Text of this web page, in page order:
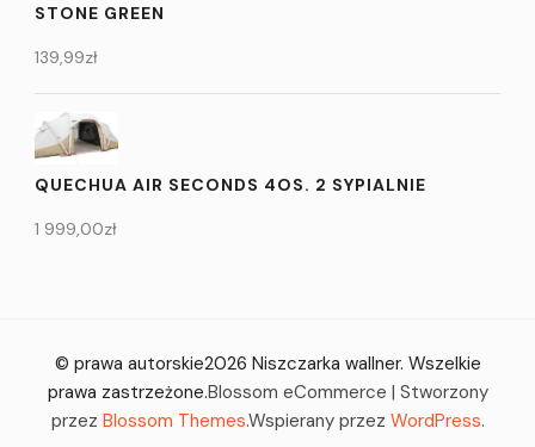
STONE GREEN
139,99zł
QUECHUA AIR SECONDS 4OS. 2 SYPIALNIE
1 999,00zł
© prawa autorskie2026 Niszczarka wallner. Wszelkie
prawa zastrzeżone.Blossom eCommerce | Stworzony
przez Blossom Themes.Wspierany przez WordPress.